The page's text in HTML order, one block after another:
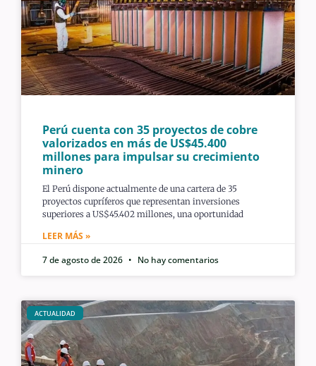
Perú cuenta con 35 proyectos de cobre
valorizados en más de US$45.400
millones para impulsar su crecimiento
minero
El Perú dispone actualmente de una cartera de 35
proyectos cupríferos que representan inversiones
superiores a US$45.402 millones, una oportunidad
LEER MÁS »
7 de agosto de 2026
No hay comentarios
ACTUALIDAD